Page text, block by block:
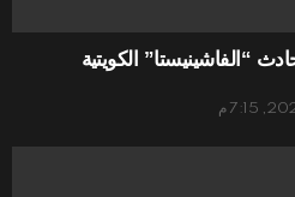
“الفاشينيستا” الكويتية